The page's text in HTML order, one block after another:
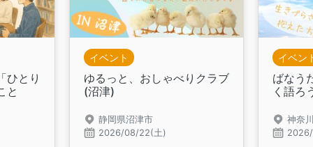
ひとり
と
イベント
ゆるっと、おしゃべりクラブ
(沼津)
静岡県沼津市
2026/08/22(土)
イベン
ばなう
く語ろ
神奈